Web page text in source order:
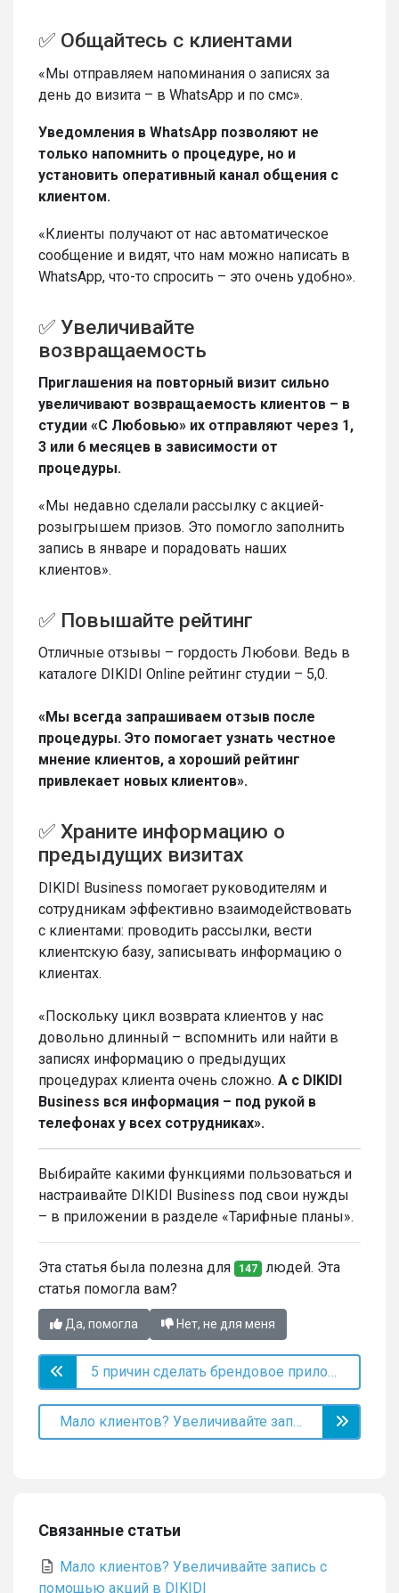
✅ Общайтесь с клиентами
«Мы отправляем напоминания о записях за
день до визита – в WhatsApp и по смс».
Уведомления в WhatsApp позволяют не
только напомнить о процедуре, но и
установить оперативный канал общения с
клиентом.
«Клиенты получают от нас автоматическое
сообщение и видят, что нам можно написать в
WhatsApp, что-то спросить – это очень удобно».
✅ Увеличивайте
возвращаемость
Приглашения на повторный визит сильно
увеличивают возвращаемость клиентов – в
студии «С Любовью» их отправляют через 1,
3 или 6 месяцев в зависимости от
процедуры.
«Мы недавно сделали рассылку с акцией-
розыгрышем призов. Это помогло заполнить
запись в январе и порадовать наших
клиентов».
✅ Повышайте рейтинг
Отличные отзывы – гордость Любови. Ведь в
каталоге DIKIDI Online рейтинг студии – 5,0.
«Мы всегда запрашиваем отзыв после
процедуры. Это помогает узнать честное
мнение клиентов, а хороший рейтинг
привлекает новых клиентов».
✅ Храните информацию о
предыдущих визитах
DIKIDI Business помогает руководителям и
сотрудникам эффективно взаимодействовать
с клиентами: проводить рассылки, вести
клиентскую базу, записывать информацию о
клиентах.
«Поскольку цикл возврата клиентов у нас
довольно длинный – вспомнить или найти в
записях информацию о предыдущих
процедурах клиента очень сложно. А с DIKIDI
Business вся информация – под рукой в
телефонах у всех сотрудниках».
Выбирайте какими функциями пользоваться и
настраивайте DIKIDI Business под свои нужды
– в приложении в разделе «Тарифные планы».
Эта статья была полезна для 147 людей. Эта
статья помогла вам?
Да, помогла Нет, не для меня
5 причин сделать брендовое приложение
Мало клиентов? Увеличивайте запись с помощью акций в DIKIDI
Связанные статьи
Мало клиентов? Увеличивайте запись с
помощью акций в DIKIDI